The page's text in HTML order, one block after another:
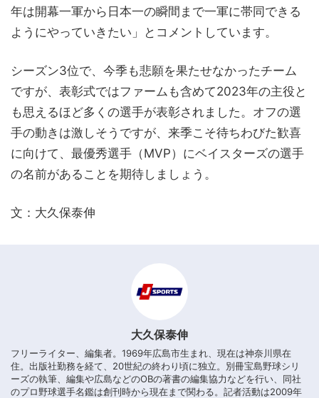
年は開幕一軍から日本一の瞬間まで一軍に帯同できる
ようにやっていきたい」とコメントしています。
シーズン3位で、今季も悲願を果たせなかったチーム
ですが、表彰式ではファームも含めて2023年の主役と
も思えるほど多くの選手が表彰されました。オフの選
手の動きは激しそうですが、来季こそ待ちわびた歓喜
に向けて、最優秀選手（MVP）にベイスターズの選手
の名前があることを期待しましょう。
文：大久保泰伸
大久保泰伸
フリーライター、編集者。1969年広島市生まれ、現在は神奈川県在
住。出版社勤務を経て、20世紀の終わり頃に独立。別冊宝島野球シリ
ーズの執筆、編集や広島などのOBの著書の編集協力などを行い、同社
のプロ野球選手名鑑は創刊時から現在まで関わる。記者活動は2009年